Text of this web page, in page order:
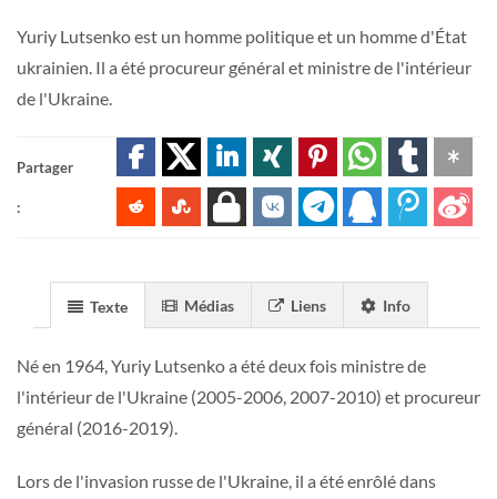
Yuriy Lutsenko est un homme politique et un homme d'État
ukrainien. Il a été procureur général et ministre de l'intérieur
de l'Ukraine.
Partager
:
Texte Médias Liens Info
Né en 1964, Yuriy Lutsenko a été deux fois ministre de
l'intérieur de l'Ukraine (2005-2006, 2007-2010) et procureur
général (2016-2019).
Lors de l'invasion russe de l'Ukraine, il a été enrôlé dans